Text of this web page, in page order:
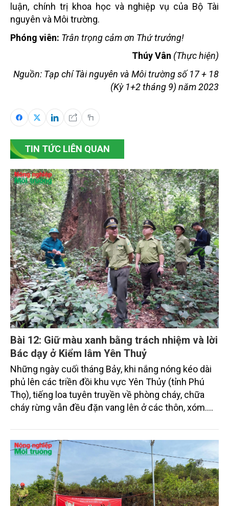
luận, chính trị khoa học và nghiệp vụ của Bộ Tài
nguyên và Môi trường.
Phóng viên: Trân trọng cảm ơn Thứ trưởng!
Thúy Vân (Thực hiện)
Nguồn: Tạp chí Tài nguyên và Môi trường số 17 + 18
(Kỳ 1+2 tháng 9) năm 2023
TIN TỨC LIÊN QUAN
Bài 12: Giữ màu xanh bằng trách nhiệm và lời
Bác dạy ở Kiểm lâm Yên Thuỷ
Những ngày cuối tháng Bảy, khi nắng nóng kéo dài
phủ lên các triền đồi khu vực Yên Thủy (tỉnh Phú
Thọ), tiếng loa tuyên truyền về phòng cháy, chữa
cháy rừng vẫn đều đặn vang lên ở các thôn, xóm.
kiểm lâm địa bàn cùng công an xã, dân quân và chủ
rừng miệt mài tuần tra.